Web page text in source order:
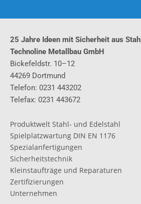
25 Jahre Ideen mit Sicherheit aus Stahl
Technoline Metallbau GmbH
Bickefeldstr. 10–12
44269 Dortmund
Telefon: 0231 443202
Telefax: 0231 443672
Produktwelt Stahl- und Edelstahl
Spielplatzwartung DIN EN 1176
Spezialanfertigungen
Sicherheitstechnik
Kleinstaufträge und Reparaturen
Zertifizierungen
Unternehmen